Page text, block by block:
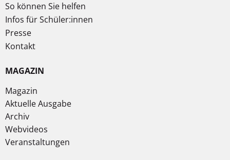
So können Sie helfen
Infos für Schüler:innen
Presse
Kontakt
MAGAZIN
Magazin
Aktuelle Ausgabe
Archiv
Webvideos
Veranstaltungen